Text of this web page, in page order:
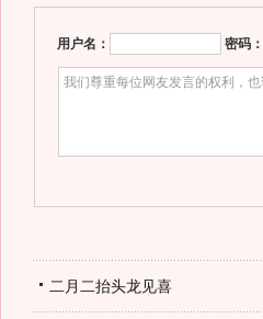
用户名： 密码：
二月二抬头龙见喜